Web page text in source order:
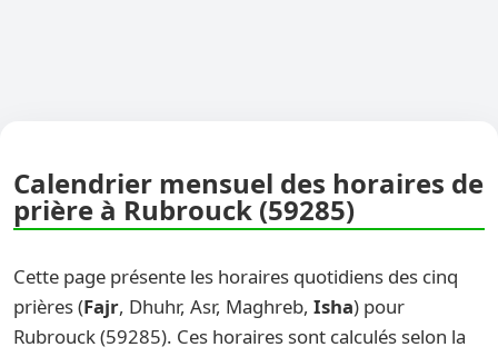
Calendrier mensuel des horaires de
prière à Rubrouck (59285)
Cette page présente les horaires quotidiens des cinq
prières (Fajr, Dhuhr, Asr, Maghreb, Isha) pour
Rubrouck (59285). Ces horaires sont calculés selon la